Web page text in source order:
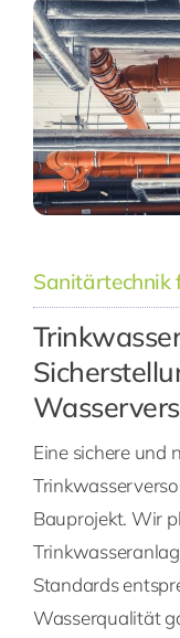
Sanitärtechnik
Eine sichere und
Bauprojekt. Wir
Standards
Wasserqualität